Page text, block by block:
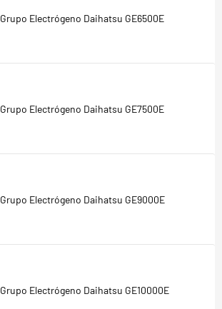
Grupo Electrógeno Daihatsu GE6500E
Grupo Electrógeno Daihatsu GE7500E
Grupo Electrógeno Daihatsu GE9000E
Grupo Electrógeno Daihatsu GE10000E